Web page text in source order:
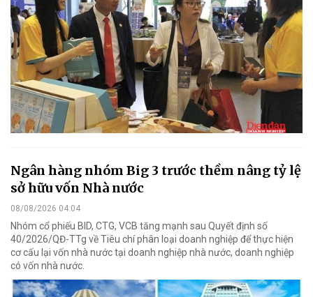
Ngân hàng nhóm Big 3 trước thềm nâng tỷ lệ
sở hữu vốn Nhà nước
08/08/2026 04:04
Nhóm cổ phiếu BID, CTG, VCB tăng mạnh sau Quyết định số
40/2026/QĐ-TTg về Tiêu chí phân loại doanh nghiệp để thực hiện
cơ cấu lại vốn nhà nước tại doanh nghiệp nhà nước, doanh nghiệp
có vốn nhà nước.